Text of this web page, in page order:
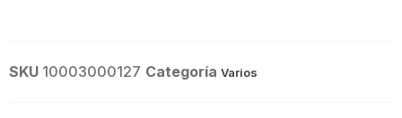
SKU 10003000127 Categoría Varios